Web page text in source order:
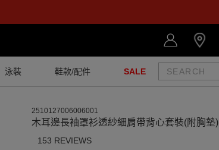
泳裝 鞋款/配件 SALE
2510127006006001
木耳邊長袖罩衫透紗細肩帶背心套裝(附胸墊)
153 REVIEWS